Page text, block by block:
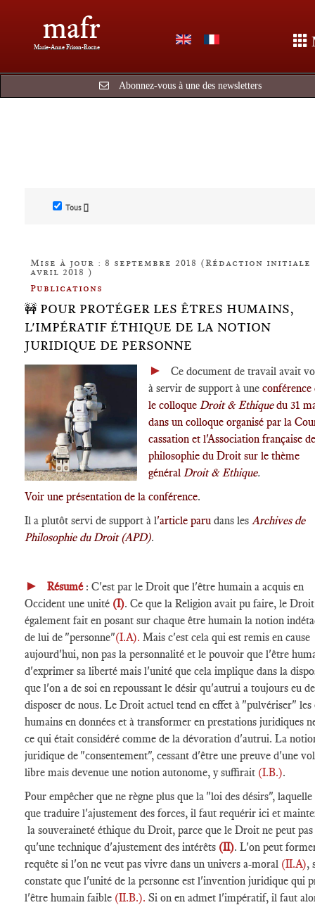
mafr
Marie-Anne Frison-Roche
Abonnez-vous à une des newsletters
Tous []
Mise à jour : 8 septembre 2018 (Rédaction initiale
avril 2018 )
Publications
🚧 POUR PROTÉGER LES ÊTRES HUMAINS,
L'IMPÉRATIF ÉTHIQUE DE LA NOTION
JURIDIQUE DE PERSONNE
►
Ce document de travail avait
à servir de support à une conférence
le colloque Droit & Ethiquedu 31
dans un colloque organisé par la
cassation et l'Association française de
philosophie du Droit sur le thème
général Droit & Ethique.
Voir une présentation de la conférence.
Il a plutôt servi de support à l'article paru dans les Archives de
Philosophie du Droit (APD).
► Résumé : C'est par le Droit que l'être humain a acquis en
Occident une unité (I). Ce que la Religion avait pu faire, le
également fait en posant sur chaque être humain la notion
de lui de "personne"(I.A). Mais c'est cela qui est remis en cause
aujourd'hui, non pas la personnalité et le pouvoir que l'être
d'exprimer sa liberté mais l'unité que cela implique dans la
que l'on a de soi en repoussant le désir qu'autrui a toujours eu de
disposer de nous. Le Droit actuel tend en effet à "pulvériser" les
humains en données et à transformer en prestations juridiques
ce qui était considéré comme de la dévoration d'autrui. La
juridique de "consentement", cessant d'être une preuve d'une
libre mais devenue une notion autonome, y suffirait (I.B.).
Pour empêcher que ne règne plus que la "loi des désirs",
que traduire l'ajustement des forces, il faut requérir ici et
la souveraineté éthique du Droit, parce que le Droit ne peut
qu'une technique d'ajustement des intérêts (II). L'on peut
requête si l'on ne veut pas vivre dans un univers a-moral (II.A),
constate que l'unité de la personne est l'invention juridique qui
l'être humain faible (II.B.). Si on en admet l'impératif, il faut